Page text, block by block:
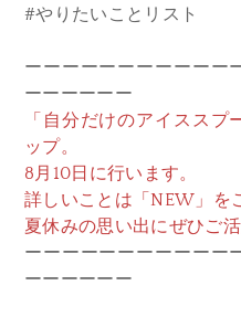
#やりたいことリスト
ーーーーーーーーーーー
ーーーーーー
「自分だけのアイススプ
ップ。
8月10日に行います。
詳しいことは「NEW」を
夏休みの思い出にぜひご
ーーーーーーーーーーー
ーーーーーー